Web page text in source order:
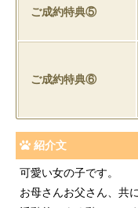
ご成約特典⑤
ご成約特典⑥
紹介文
可愛い女の子です。
お母さんお父さん、共